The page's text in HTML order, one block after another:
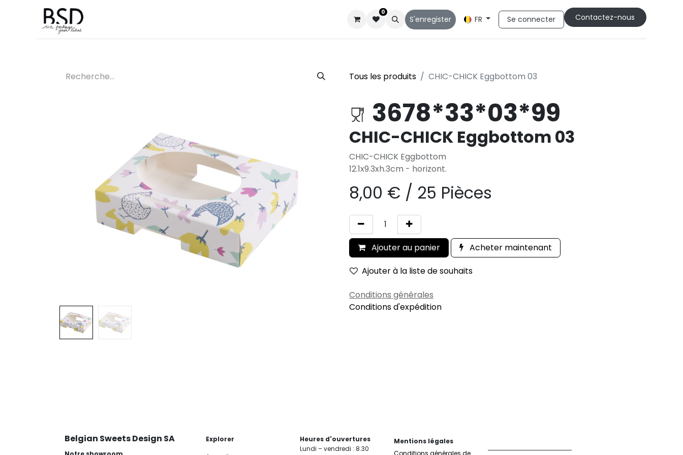
Qui sommes-nous
0
S'enregister FR Se connecter Cont​​actez-nous
Tous les produits CHIC-CHICK Eggbottom 03
3678*33*03*99
CHIC-CHICK Eggbottom 03
CHIC-CHICK Eggbottom
12.1x9.3xh.3cm - horizont.
8,00 € / 25 Pièces
Ajouter au panier
Acheter maintenant
Ajouter à la liste de souhaits
Conditions générales
Conditions d'expédition
Belgian Sweets Design SA Explorer
Heures d'ouvertures
Lundi – vendredi : 8.30
Mentions légales
Conditions générales de